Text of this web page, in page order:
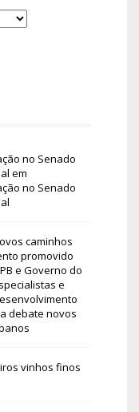
no Senado
em
no Senado
caminhos
promovido
e Governo do
e
debate novos
vinhos finos